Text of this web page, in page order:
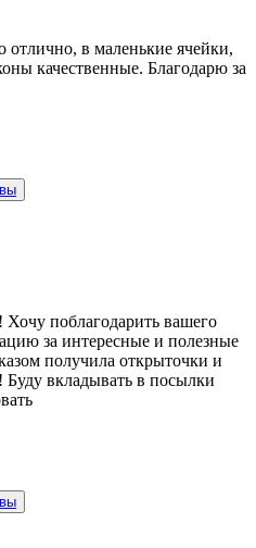
в маленькие ячейки,
качественные. Благодарю за
поблагодарить вашего
за интересные и полезные
получила открыточки и
вкладывать в посылки